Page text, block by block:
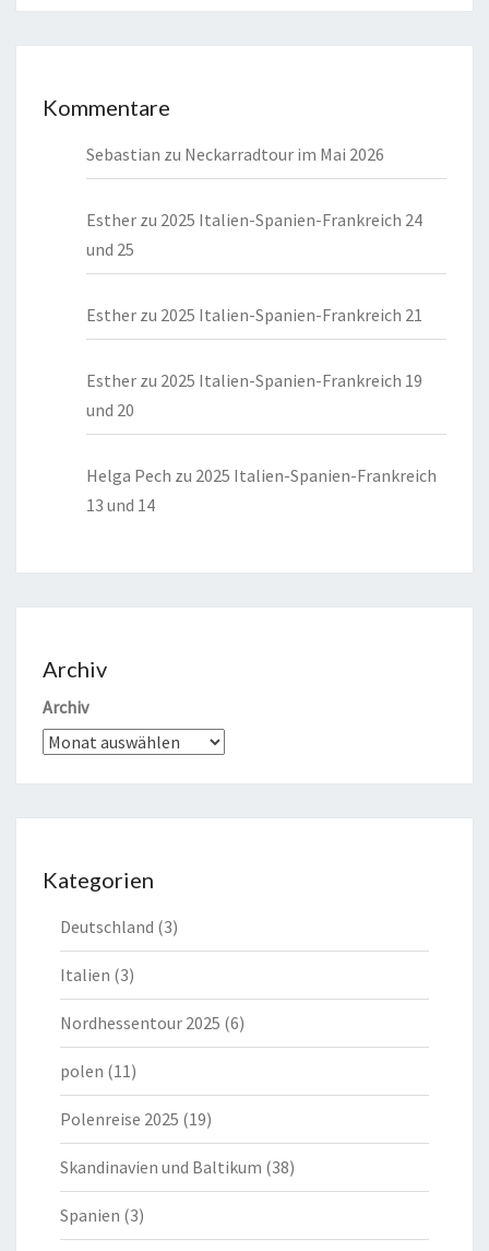
Kommentare
Sebastian zu Neckarradtour im Mai 2026
Esther zu 2025 Italien-Spanien-Frankreich 24
und 25
Esther zu 2025 Italien-Spanien-Frankreich 21
Esther zu 2025 Italien-Spanien-Frankreich 19
und 20
Helga Pech zu 2025 Italien-Spanien-Frankreich
13 und 14
Archiv
Archiv
Kategorien
Deutschland (3)
Italien (3)
Nordhessentour 2025 (6)
polen (11)
Polenreise 2025 (19)
Skandinavien und Baltikum (38)
Spanien (3)